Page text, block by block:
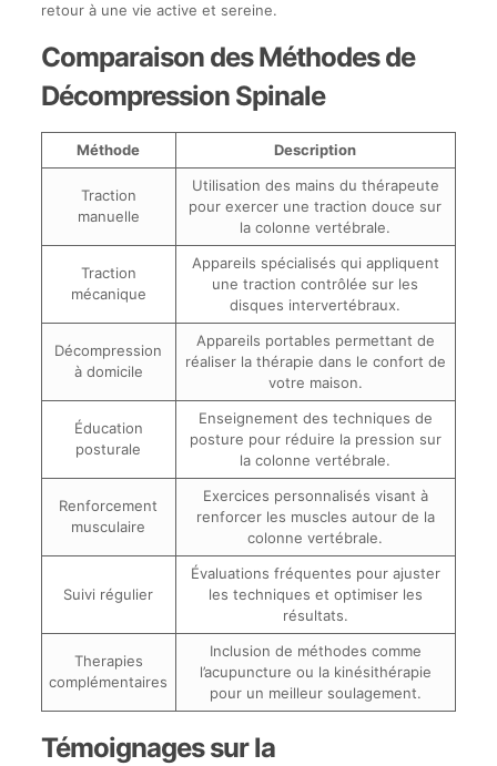
retour à une vie active et sereine.
Comparaison des Méthodes de
Décompression Spinale
Méthode Description
Traction
manuelle
Utilisation des mains du thérapeute
pour exercer une traction douce sur
la colonne vertébrale.
Traction
mécanique
Appareils spécialisés qui appliquent
une traction contrôlée sur les
disques intervertébraux.
Décompression
à domicile
Appareils portables permettant de
réaliser la thérapie dans le confort de
votre maison.
Éducation
posturale
Enseignement des techniques de
posture pour réduire la pression sur
la colonne vertébrale.
Renforcement
musculaire
Exercices personnalisés visant à
renforcer les muscles autour de la
colonne vertébrale.
Suivi régulier
Évaluations fréquentes pour ajuster
les techniques et optimiser les
résultats.
Therapies
complémentaires
Inclusion de méthodes comme
l’acupuncture ou la kinésithérapie
pour un meilleur soulagement.
Témoignages sur la